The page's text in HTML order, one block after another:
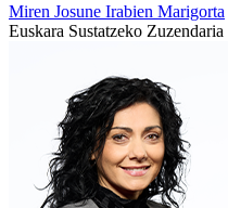
Miren Josune Irabien Marigorta
Euskara Sustatzeko Zuzendaria